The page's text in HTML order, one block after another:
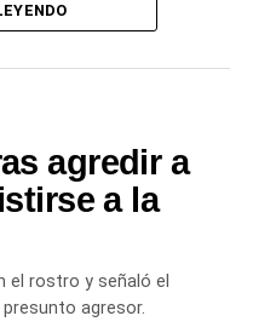
una denuncia
en ese momento no
acreditara la medida
personal policial dio
para realizar
en la vivienda. También
judicial interviniente,
agredir a
a la
el rostro y señaló el
agresor.